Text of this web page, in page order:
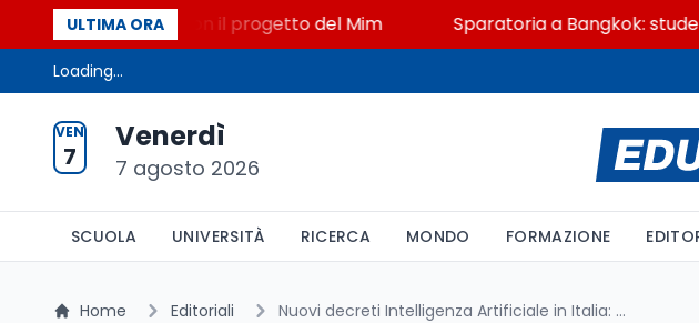
ULTIMA ORA
a Lerici con il progetto del Mim Sparatoria a Bangkok: studente
Loading...
VEN
7
Venerdì
7 agosto 2026
SCUOLA UNIVERSITÀ RICERCA MONDO FORMAZIONE
Home Editoriali Nuovi decreti Intelligenza Artificiale in Italia: cosa cambia per lavoro e privacy